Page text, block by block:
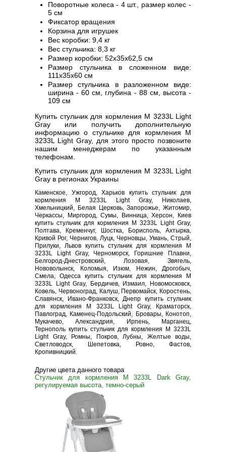
Поворотные колеса - 4 шт., размер колес -
5 см
Фиксатор вращения
Корзина для игрушек
Вес коробки: 9,4 кг
Вес стульчика: 8,3 кг
Размер коробки: 52х35х62,5 см
Размер стульчика в сложенном виде:
111х35х60 см
Размер стульчика в разложенном виде:
ширина - 60 см, глубина - 88 см, высота -
109 см
Купить стульчик для кормления M 3233L Light
Gray или получить дополнительную
информацию о стульчике для кормления M
3233L Light Gray, для этого просто позвоните
нашим менеджерам по указанным
телефонам.
Купить стульчик для кормления M 3233L Light
Gray в регионах Украины
Каменское, Ужгород, Харьков купить стульчик для
кормления M 3233L Light Gray, Николаев,
Хмельницкий, Белая Церковь, Запорожье, Житомир,
Черкассы, Миргород, Сумы, Винница, Херсон, Киев
купить стульчик для кормления M 3233L Light Gray,
Полтава, Кременчуг, Шостка, Борисполь, Ахтырка,
Кривой Рог, Чернигов, Луцк, Черновцы, Умань, Стрый,
Прилуки, Львов купить стульчик для кормления M
3233L Light Gray, Черноморск, Горишние Плавни,
Белгород-Днестровский, Лозовая, Звягель,
Нововолынск, Коломыя, Изюм, Нежин, Дрогобыч,
Смела, Одесса купить стульчик для кормления M
3233L Light Gray, Бердичев, Измаил, Новомосковск,
Ковель, Червоноград, Калуш, Первомайск, Коростень,
Славянск, Ивано-Франковск, Днепр купить стульчик
для кормления M 3233L Light Gray, Краматорск,
Павлоград, Каменец-Подольский, Бровары, Конотоп,
Мукачево, Александрия, Ирпень, Марганец,
Тернополь купить стульчик для кормления M 3233L
Light Gray, Ромны, Покров, Лубны, Желтые воды,
Светловодск, Шепетовка, Ровно, Фастов,
Кропивницкий.
Другие цвета данного товара
Стульчик для кормления M 3233L Dark Gray,
регулируемая высота, темно-серый